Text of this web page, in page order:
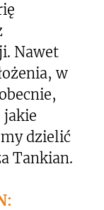
Nawet
w
jakie
dzielić
Tankian.